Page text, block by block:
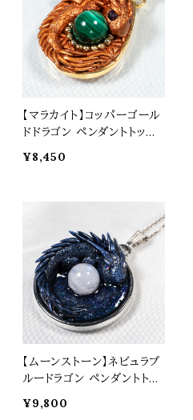
【マラカイト】コッパーゴール
ドドラゴン ペンダントトップ
然石 パワーストーン t0575
¥8,450
【ムーンストーン】ネビュラブ
ルードラゴン ペンダントトッ
天然石 パワーストーン t05
¥9,800